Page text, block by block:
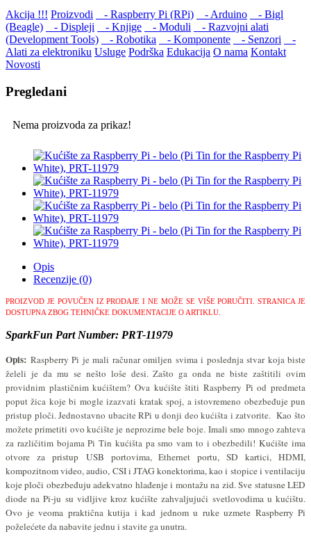
Akcija !!! Proizvodi - Raspberry Pi (RPi) - Arduino
- Bigl
(Beagle)
- Displеji - Knjige - Moduli
- Razvojni alati
(Development Tools)
- Robotika - Komponente - Senzori
-
Alati za elektroniku Usluge Podrška Edukacija O nama Kontakt
Novosti
Pregledani
Nema proizvoda za prikaz!
Opis
Recenzije (0)
PROIZVOD JE POVUČEN IZ PRODAJE I NE MOŽE SE VIŠE PORUČITI.STRANICA JE
DOSTUPNA ZBOG TEHNIČKE DOKUMENTACIJE O ARTIKLU.
SparkFun Part Number: PRT-11979
Opis: Raspberry Pi je mali računar omiljen svima i poslednja stvar koja biste
želeli je da mu se nešto loše desi. Zašto ga onda ne biste zaštitili ovim
providnim plastičnim kućištem? Ova kućište štiti Raspberry Pi od predmeta
poput žica koje bi mogle izazvati kratak spoj, a istovremeno obezbeđuje pun
pristup ploči. Jednostavno ubacite RPi u donji deo kućišta i zatvorite. Kao što
možete primetiti ovo kućište je neprozirne bele boje.Imali smo mnogo zahteva
za različitim bojama Pi Tin kućišta pa smo vam to i obezbedili!Kućište ima
otvore za pristup USB portovima, Ethernet portu, SD kartici, HDMI,
kompozitnom video, audio, CSI i JTAG konektorima, kao i stopice i ventilaciju
koje ploči obezbeđuju adekvatno hlađenje i montažu na zid. Sve statusne LED
diode na Pi-ju su vidljive kroz kućište zahvaljujući svetlovodima u kućištu.
Ovo je veoma praktična kutija i kad jednom u ruke uzmete Raspberry Pi
poželećete da nabavite jednu i stavite ga unutra.